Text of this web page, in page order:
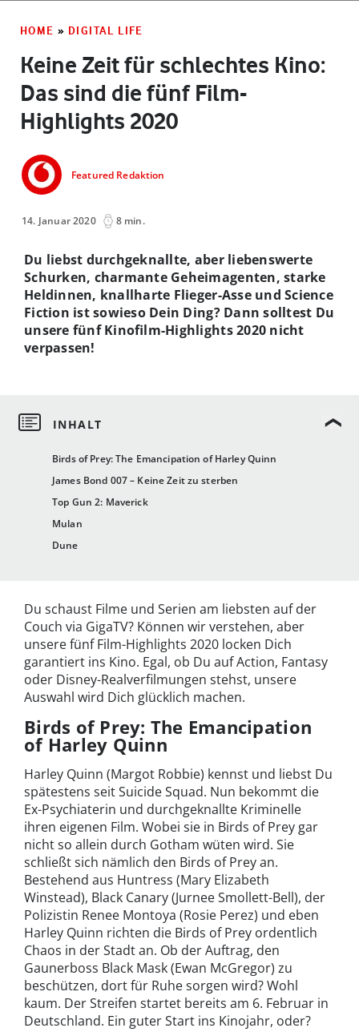
HOME » DIGITAL LIFE
Keine Zeit für schlechtes Kino:
Das sind die fünf Film-
Highlights 2020
Featured Redaktion
14. Januar 2020 8 min.
Birds of Prey: The Emancipation of Harley Quinn
James Bond 007 – Keine Zeit zu sterben
Top Gun 2: Maverick
Mulan
Dune
Du liebst durchgeknallte, aber liebenswerte
Schurken, charmante Geheimagenten, starke
Heldinnen, knallharte Flieger-Asse und Science
Fiction ist sowieso Dein Ding? Dann solltest Du
unsere fünf Kinofilm-Highlights 2020 nicht
verpassen!
Du schaust Filme und Serien am liebsten auf der
Couch via GigaTV? Können wir verstehen, aber
unsere fünf Film-Highlights 2020 locken Dich
garantiert ins Kino. Egal, ob Du auf Action, Fantasy
oder Disney-Realverfilmungen stehst, unsere
Auswahl wird Dich glücklich machen.
Birds of Prey: The Emancipation
of Harley Quinn
Harley Quinn (Margot Robbie) kennst und liebst Du
spätestens seit Suicide Squad. Nun bekommt die
Ex-Psychiaterin und durchgeknallte Kriminelle
ihren eigenen Film. Wobei sie in Birds of Prey gar
nicht so allein durch Gotham wüten wird. Sie
schließt sich nämlich den Birds of Prey an.
Bestehend aus Huntress (Mary Elizabeth
Winstead), Black Canary (Jurnee Smollett-Bell), der
Polizistin Renee Montoya (Rosie Perez) und eben
Harley Quinn richten die Birds of Prey ordentlich
Chaos in der Stadt an. Ob der Auftrag, den
Gaunerboss Black Mask (Ewan McGregor) zu
beschützen, dort für Ruhe sorgen wird? Wohl
kaum. Der Streifen startet bereits am 6. Februar in
Deutschland. Ein guter Start ins Kinojahr, oder?